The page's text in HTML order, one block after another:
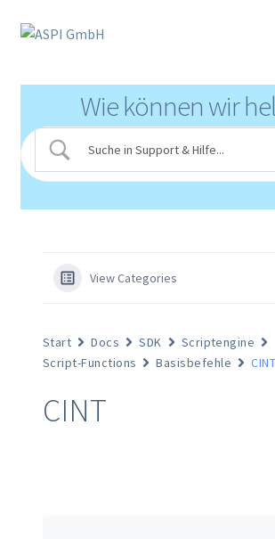
Zur
Zum
Produkte
Partnerprogramm
Support
Mediathek
Wie können wir
View Categories
Start Docs SDK
Scriptengine
Script-Functions
Basisbefehle CINT
CINT